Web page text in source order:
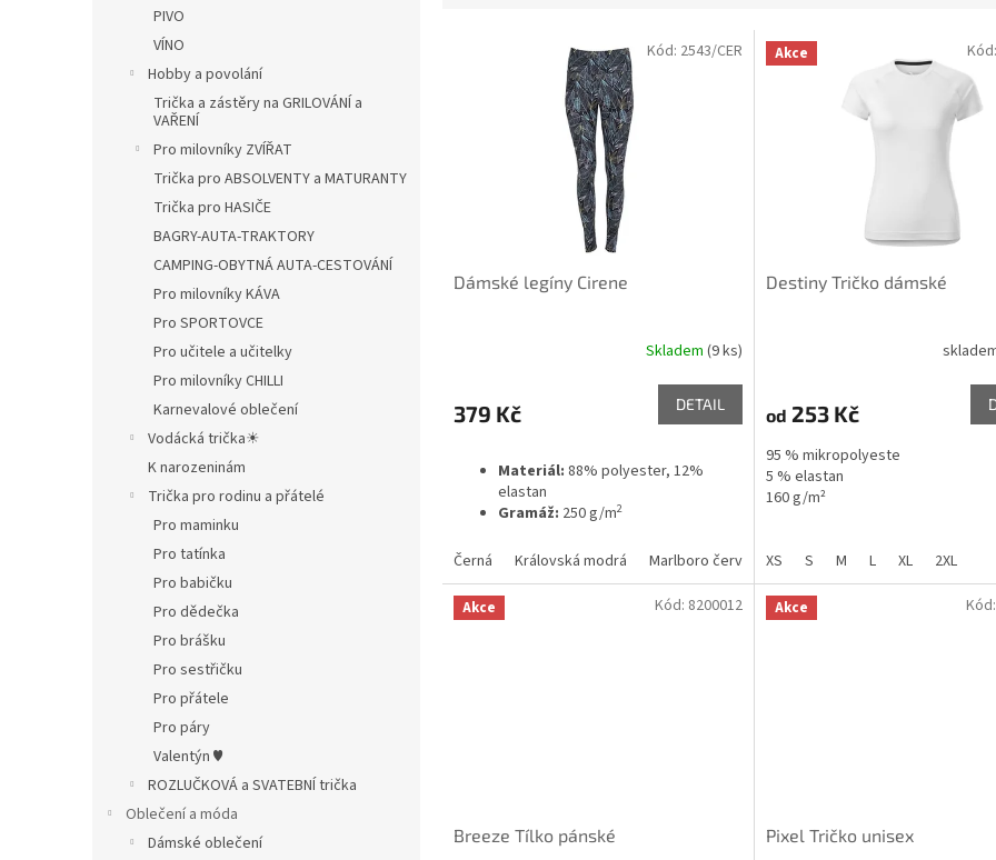
PIVO
VÍNO
Hobby a povolání
Trička a zástěry na GRILOVÁNÍ a
VAŘENÍ
Pro milovníky ZVÍŘAT
Trička pro ABSOLVENTY a MATURANTY
Trička pro HASIČE
BAGRY-AUTA-TRAKTORY
CAMPING-OBYTNÁ AUTA-CESTOVÁNÍ
Pro milovníky KÁVA
Pro SPORTOVCE
Pro učitele a učitelky
Pro milovníky CHILLI
Karnevalové oblečení
Vodácká trička☀
K narozeninám
Trička pro rodinu a přátelé
Pro maminku
Pro tatínka
Pro babičku
Pro dědečka
Pro brášku
Pro sestřičku
Pro přátele
Pro páry
Valentýn ♥
ROZLUČKOVÁ a SVATEBNÍ trička
Oblečení a móda
Dámské oblečení
Dámské legíny Cirene
Skladem (9 ks)
379 Kč DETAIL
Materiál: 88% polyester, 12%
elastan
Gramáž: 250 g/m2
Černá Královská modrá Marlboro červená
Kód: 2543/CER Akce
Destiny Tričko dámské
od 253 Kč
95 % mikropolyeste
5 % elastan
160 g/m²
XS S M L XL 2XL
Kód:
Akce
Breeze Tílko pánské
Kód: 8200012 Akce
Pixel Tričko unisex
Kód: